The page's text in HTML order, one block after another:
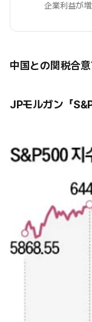
企業利益が
中国との関税合
JPモルガン「